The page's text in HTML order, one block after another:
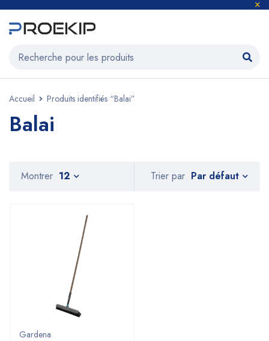
Accueil Produits identifiés “Balai”
Balai
Trier par Par défaut
Montrer 12
Gardena